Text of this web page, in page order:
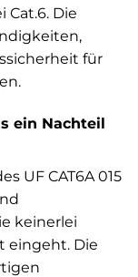
Cat.6. Die
für
ein Nachteil
UF CAT6A 015
keinerlei
eingeht. Die